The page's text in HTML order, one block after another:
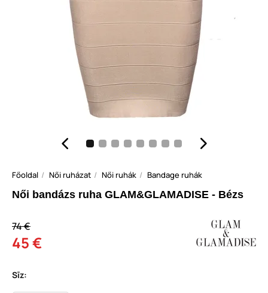
Főoldal Női ruházat Női ruhák Bandage ruhák
Női bandázs ruha GLAM&GLAMADISE - Bézs
74 €
45 €
Sīz: